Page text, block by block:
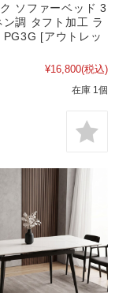
ソファーベッド 3
ン調 タフト加工 ラ
PG3G [アウトレッ
¥16,800(税込)
在庫 1個